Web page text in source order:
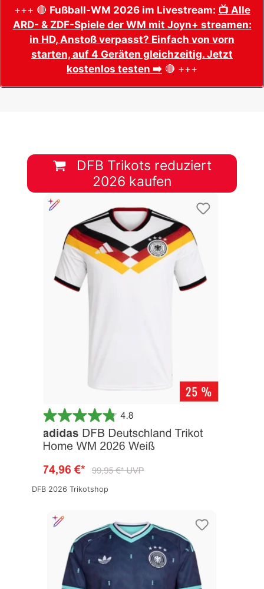
+++ 🔴 Fußball-WM 2026 im Livestream: 📺 Alle
ARD- & ZDF-Spiele der WM mit Joyn+ streamen:
in HD, Anstoß verpasst? Einfach von vorn
starten, auf 4 Geräten gleichzeitig. Jetzt
kostenlos testen ➡️ 🔴 +++
DFB Trikots reduziert
2026 kaufen
DFB 2026 Trikotshop